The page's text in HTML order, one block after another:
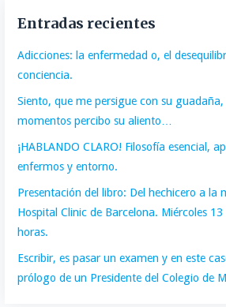
Entradas recientes
Adicciones: la enfermedad o, el
conciencia.
Siento, que me persigue con su
momentos percibo su aliento…
¡HABLANDO CLARO! Filosofía esencial,
enfermos y entorno.
Presentación del libro: Del hechicero a la
Hospital Clinic de Barcelona. Miércoles
horas.
Escribir, es pasar un examen y en este
prólogo de un Presidente del Colegio de